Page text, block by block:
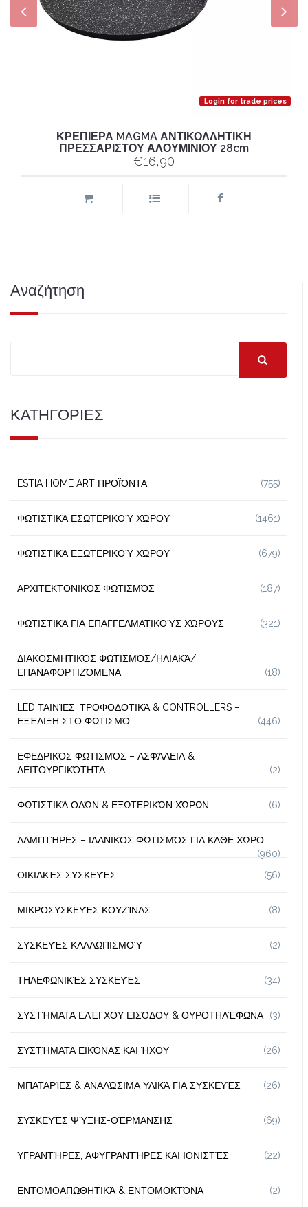
Login for trade prices
ΚΡΕΠΙΕΡΑ MAGMA ΑΝΤΙΚΟΛΛΗΤΙΚΗ
ΠΡΕΣΣΑΡΙΣΤΟΥ ΑΛΟΥΜΙΝΙΟΥ 28cm
€16,90
Αναζήτηση
ΚΑΤΗΓΟΡΙΕΣ
ESTIA HOME ART ΠΡΟΪΌΝΤΑ (755)
ΦΩΤΙΣΤΙΚΆ ΕΣΩΤΕΡΙΚΟΎ ΧΏΡΟΥ (1461)
ΦΩΤΙΣΤΙΚΆ ΕΞΩΤΕΡΙΚΟΎ ΧΏΡΟΥ (679)
ΑΡΧΙΤΕΚΤΟΝΙΚΌΣ ΦΩΤΙΣΜΌΣ (187)
ΦΩΤΙΣΤΙΚΆ ΓΙΑ ΕΠΑΓΓΕΛΜΑΤΙΚΟΎΣ ΧΏΡΟΥΣ (321)
ΔΙΑΚΟΣΜΗΤΙΚΌΣ ΦΩΤΙΣΜΌΣ/ΗΛΙΑΚΆ/
ΕΠΑΝΑΦΟΡΤΙΖΌΜΕΝΑ
(18)
LED ΤΑΙΝΊΕΣ, ΤΡΟΦΟΔΟΤΙΚΆ & CONTROLLERS –
ΕΞΈΛΙΞΗ ΣΤΟ ΦΩΤΙΣΜΌ
(446)
ΕΦΕΔΡΙΚΌΣ ΦΩΤΙΣΜΌΣ – ΑΣΦΆΛΕΙΑ &
ΛΕΙΤΟΥΡΓΙΚΌΤΗΤΑ
(2)
ΦΩΤΙΣΤΙΚΆ ΟΔΏΝ & ΕΞΩΤΕΡΙΚΏΝ ΧΏΡΩΝ (6)
ΛΑΜΠΤΉΡΕΣ – ΙΔΑΝΙΚΌΣ ΦΩΤΙΣΜΌΣ ΓΙΑ ΚΆΘΕ ΧΏΡΟ
(960)
ΟΙΚΙΑΚΈΣ ΣΥΣΚΕΥΈΣ
(56)
ΜΙΚΡΟΣΥΣΚΕΥΈΣ ΚΟΥΖΊΝΑΣ (8)
ΣΥΣΚΕΥΈΣ ΚΑΛΛΩΠΙΣΜΟΎ (2)
ΤΗΛΕΦΩΝΙΚΈΣ ΣΥΣΚΕΥΈΣ (34)
ΣΥΣΤΉΜΑΤΑ ΕΛΈΓΧΟΥ ΕΙΣΌΔΟΥ & ΘΥΡΟΤΗΛΈΦΩΝΑ (3)
ΣΥΣΤΉΜΑΤΑ ΕΙΚΌΝΑΣ ΚΑΙ ΉΧΟΥ (26)
ΜΠΑΤΑΡΊΕΣ & ΑΝΑΛΏΣΙΜΑ ΥΛΙΚΆ ΓΙΑ ΣΥΣΚΕΥΈΣ (26)
ΣΥΣΚΕΥΈΣ ΨΎΞΗΣ-ΘΈΡΜΑΝΣΗΣ (69)
ΥΓΡΑΝΤΉΡΕΣ, ΑΦΥΓΡΑΝΤΉΡΕΣ ΚΑΙ ΙΟΝΙΣΤΈΣ (22)
ΕΝΤΟΜΟΑΠΩΘΗΤΙΚΆ & ΕΝΤΟΜΟΚΤΌΝΑ (2)